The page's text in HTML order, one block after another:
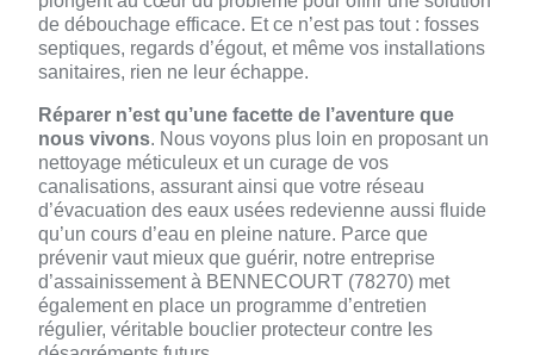
de débouchage efficace. Et ce n’est pas tout : fosses
septiques, regards d’égout, et même vos installations
sanitaires, rien ne leur échappe.
Réparer n’est qu’une facette de l’aventure que
nous vivons. Nous voyons plus loin en proposant un
nettoyage méticuleux et un curage de vos
canalisations, assurant ainsi que votre réseau
d’évacuation des eaux usées redevienne aussi fluide
qu’un cours d’eau en pleine nature. Parce que
prévenir vaut mieux que guérir, notre entreprise
d’assainissement à BENNECOURT (78270) met
également en place un programme d’entretien
régulier, véritable bouclier protecteur contre les